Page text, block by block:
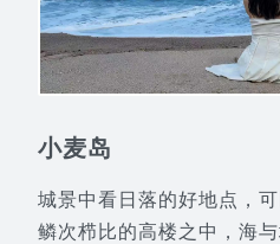
小麦岛
城景中看日落的好地点，
鳞次栉比的高楼之中，海